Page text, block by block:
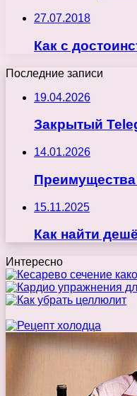
27.07.2018
Как с
Последние записи
19.04.2026
Закрытый
14.01.2026
Преимущества
15.11.2025
Как найти
Интересно